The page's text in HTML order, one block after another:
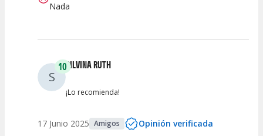
Nada
S
10SILVINA RUTH
¡Lo recomienda!
17 Junio 2025 Amigos Opinión verificada